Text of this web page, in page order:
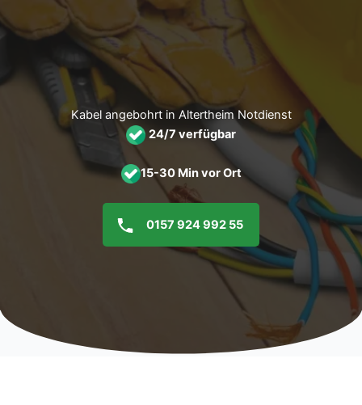
Inhalt
Kabel angebohrt in Altertheim Notdienst
24/7 verfügbar
15-30 Min vor Ort
0157 924 992 55